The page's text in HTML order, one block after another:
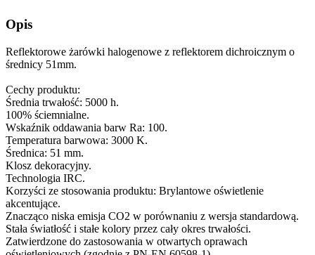
Opis
Reflektorowe żarówki halogenowe z reflektorem dichroicznym o
średnicy 51mm.
Cechy produktu:
Średnia trwałość: 5000 h.
100% ściemnialne.
Wskaźnik oddawania barw Ra: 100.
Temperatura barwowa: 3000 K.
Średnica: 51 mm.
Klosz dekoracyjny.
Technologia IRC.
Korzyści ze stosowania produktu: Brylantowe oświetlenie
akcentujące.
Znacząco niska emisja CO2 w porównaniu z wersja standardową.
Stała światłość i stałe kolory przez cały okres trwałości.
Zatwierdzone do zastosowania w otwartych oprawach